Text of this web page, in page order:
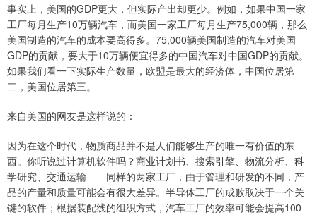
事实上，美国的GDP更大，但实际产出却更少。例如，如果中国一家
工厂每月生产10万辆汽车，而美国一家工厂每月生产75,000辆，那么
美国制造的汽车的成本要高得多。75,000辆美国制造的汽车对美国
GDP的贡献，要大于10万辆便宜得多的中国汽车对中国GDP的贡献。
如果我们看一下实际生产数量，欧盟是最大的经济体，中国位居第
二，美国位居第三。
来自美国的网友是这样说的：
因为在这个时代，物质商品并不是人们能够生产的唯一有价值的东
西。你听说过计算机软件吗？商业计划书、搜索引擎、物流分析、科
学研究、交通运输——同样的两家工厂，由于管理和研发的不同，产
品的产量和质量可能会有很大差异。半导体工厂的成败取决于一个关
键的软件；根据装配线的组织方式，汽车工厂的效率可能会提高100